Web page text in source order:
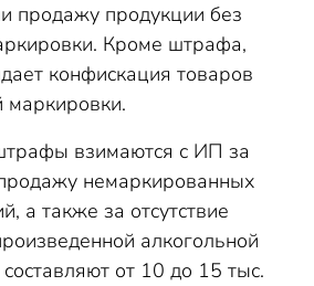
продажу продукции без
Кроме штрафа,
конфискация товаров
взимаются с ИП за
немаркированных
а также за отсутствие
алкогольной
от 10 до 15 тыс.